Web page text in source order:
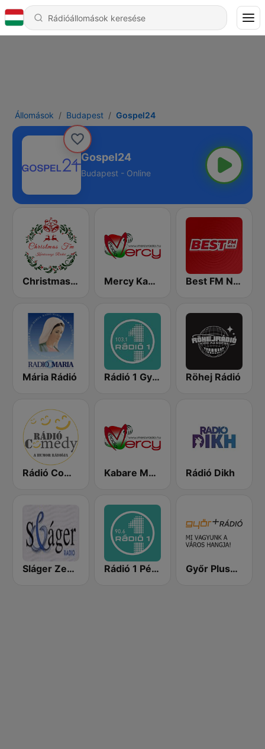
Állomások Budapest Gospel24
Gospel24
Budapest - Online
Christmas FM - Hungary Mercy Kabaré Best FM Nyíregyháza
Mária Rádió Rádió 1 Győr Röhej Rádió
Rádió Comedy Kabare Magyar Radio Rádió Dikh
Sláger Zene Rádió Rádió 1 Pécs Győr Plusz Rádió